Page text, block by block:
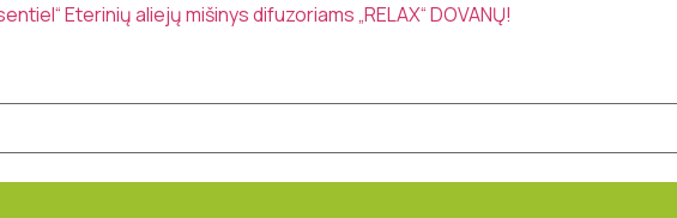
Eterinių aliejų mišinys difuzoriams „RELAX“ DOVANŲ!